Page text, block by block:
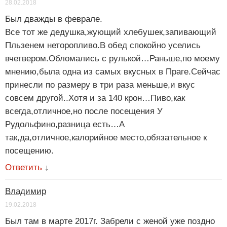
28.02.2018
Был дважды в феврале.
Все тот же дедушка,жующий хлебушек,запивающий
Пльзенем неторопливо.В обед спокойно уселись
вчетвером.Обломались с рулькой…Раньше,по моему
мнению,была одна из самых вкусных в Праге.Сейчас
принесли по размеру в три раза меньше,и вкус
совсем другой..Хотя и за 140 крон…Пиво,как
всегда,отличное,но после посещения У
Рудольфино,разница есть…А
так,да,отличное,калорийное место,обязательное к
посещению.
Ответить ↓
Владимир
19.02.2018
Был там в марте 2017г. Забрели с женой уже поздно